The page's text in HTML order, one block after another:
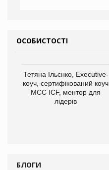
ОСОБИСТОСТІ
Тетяна Ільєнко, Executive-
коуч, сертифікований коуч
МСС ICF, ментор для
лідерів
БЛОГИ